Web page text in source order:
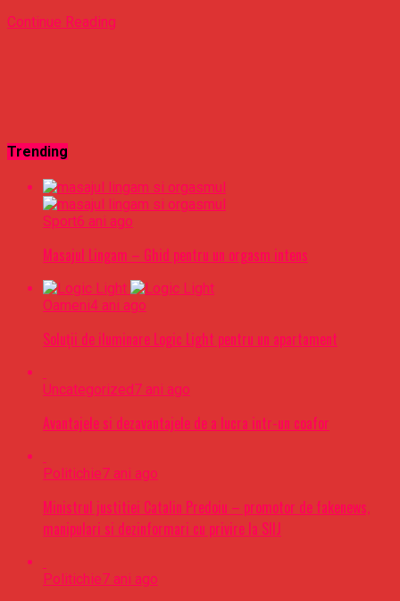
Continue Reading
Trending
Sport6 ani ago
Masajul Lingam – Ghid pentru un orgasm intens
Oameni4 ani ago
Soluții de iluminare Logic Light pentru un apartament
Uncategorized7 ani ago
Avantajele si dezavantajele de a lucra intr-un coafor
Politichie7 ani ago
Ministrul justitiei Catalin Predoiu – promotor de fakenews,
manipulari si dezinformari cu privire la SIIJ
Politichie7 ani ago